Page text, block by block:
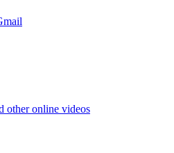
other online videos